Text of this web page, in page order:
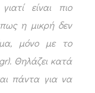
είναι πιο
η μικρή δεν
μόνο με το
Θηλάζει κατά
πάντα για να